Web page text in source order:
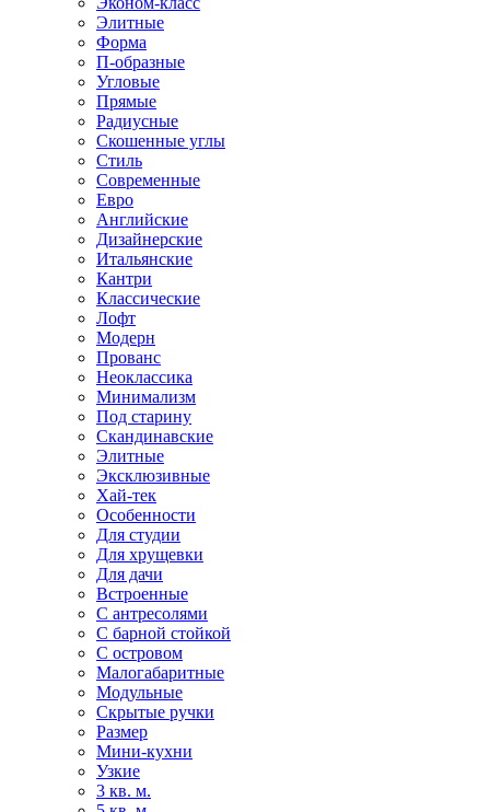
Элитные
Форма
П-образные
Угловые
Прямые
Радиусные
Скошенные углы
Стиль
Современные
Евро
Английские
Дизайнерские
Итальянские
Кантри
Классические
Лофт
Модерн
Прованс
Неоклассика
Минимализм
Под старину
Скандинавские
Элитные
Эксклюзивные
Хай-тек
Особенности
Для студии
Для хрущевки
Для дачи
Встроенные
С антресолями
С барной стойкой
С островом
Малогабаритные
Модульные
Скрытые ручки
Размер
Мини-кухни
Узкие
3 кв. м.